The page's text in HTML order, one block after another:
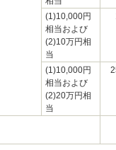
(1)10,000円
相当および
(2)10万円相
当
(1)10,000円
相当および
(2)20万円相
当